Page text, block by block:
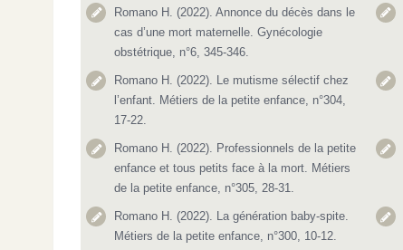
Romano H. (2022). Annonce du décès dans le
cas d’une mort maternelle. Gynécologie
obstétrique, n°6, 345-346.
Romano H. (2022). Le mutisme sélectif chez
l’enfant. Métiers de la petite enfance, n°304,
17-22.
Romano H. (2022). Professionnels de la petite
enfance et tous petits face à la mort. Métiers
de la petite enfance, n°305, 28-31.
Romano H. (2022). La génération baby-spite.
Métiers de la petite enfance, n°300, 10-12.